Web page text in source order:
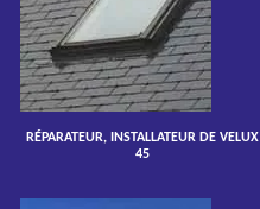
RÉPARATEUR, INSTALLATEUR DE VELUX
45